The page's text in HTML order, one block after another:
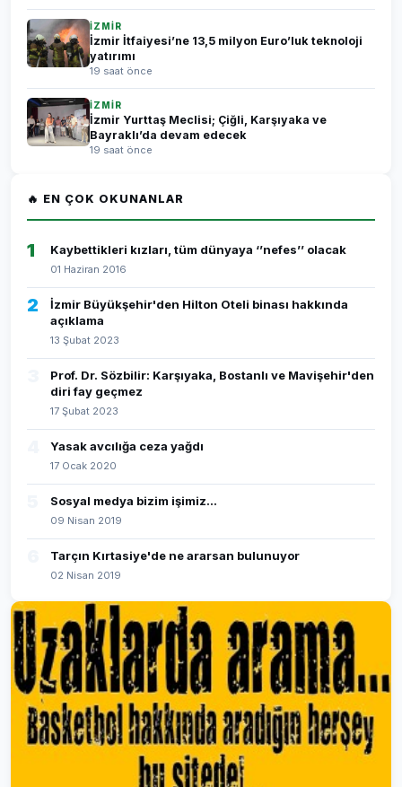
İZMİR
İzmir İtfaiyesi’ne 13,5 milyon Euro’luk teknoloji
yatırımı
19 saat önce
İZMİR
İzmir Yurttaş Meclisi; Çiğli, Karşıyaka ve
Bayraklı’da devam edecek
19 saat önce
🔥 EN ÇOK OKUNANLAR
1 Kaybettikleri kızları, tüm dünyaya ‘’nefes’’ olacak
01 Haziran 2016
2
İzmir Büyükşehir'den Hilton Oteli binası hakkında
açıklama
13 Şubat 2023
Prof. Dr. Sözbilir: Karşıyaka, Bostanlı ve Mavişehir'den
diri fay geçmez
17 Şubat 2023
Yasak avcılığa ceza yağdı
17 Ocak 2020
Sosyal medya bizim işimiz...
09 Nisan 2019
Tarçın Kırtasiye'de ne ararsan bulunuyor
02 Nisan 2019